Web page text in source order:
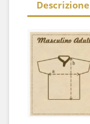
Descrizione